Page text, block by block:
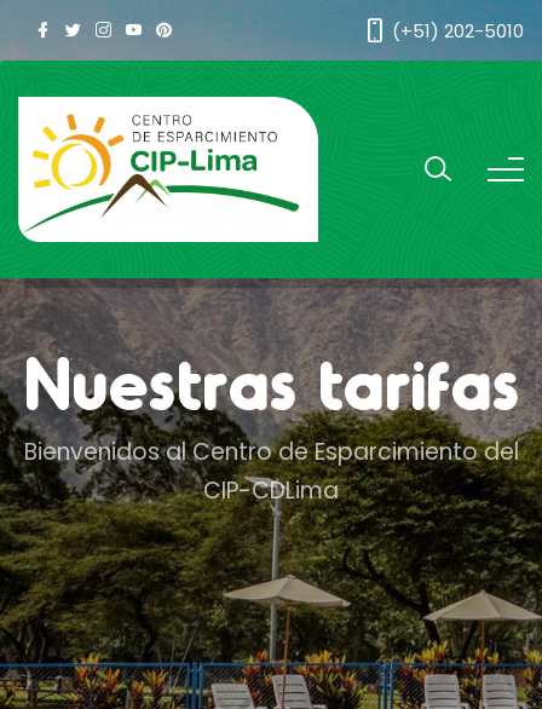
(+51) 202-5010
Nuestras tarifas
Bienvenidos al Centro de Esparcimiento del
CIP-CDLima